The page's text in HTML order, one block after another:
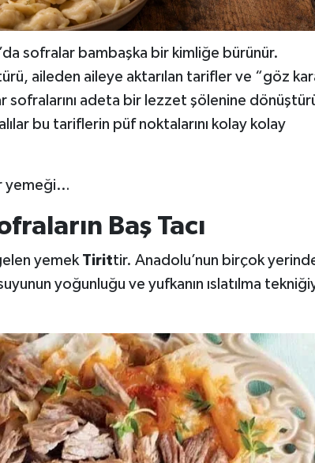
sofralar bambaşka bir kimliğe bürünür.
aileden aileye aktarılan tarifler ve “göz
sofralarını adeta bir lezzet şölenine
bu tariflerin püf noktalarını kolay kolay
yemeği…
Baş Tacı
yemek Tirittir. Anadolu’nun birçok
yoğunluğu ve yufkanın ıslatılma